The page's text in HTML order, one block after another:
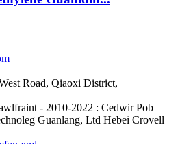
Road, Qiaoxi District,
- 2010-2022 : Cedwir Pob
Guanlang, Ltd Hebei Crovell